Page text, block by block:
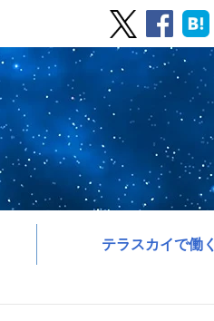
テラスカイで働く